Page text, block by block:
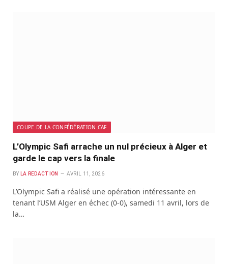
COUPE DE LA CONFÉDÉRATION CAF
L’Olympic Safi arrache un nul précieux à Alger et
garde le cap vers la finale
BY LA REDACTION AVRIL 11, 2026
L’Olympic Safi a réalisé une opération intéressante en
tenant l’USM Alger en échec (0-0), samedi 11 avril, lors de
la…